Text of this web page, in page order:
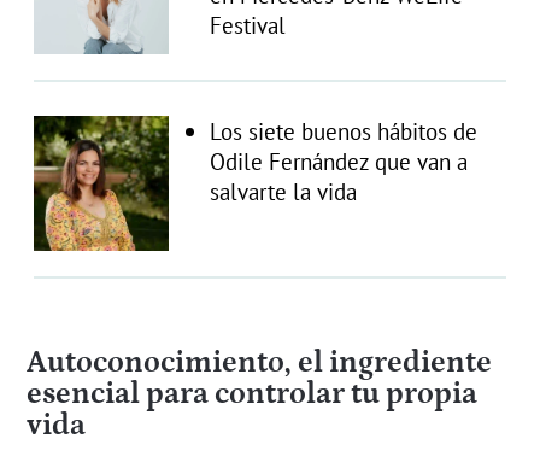
Festival
Los siete buenos hábitos de
Odile Fernández que van a
salvarte la vida
Autoconocimiento, el ingrediente
esencial para controlar tu propia
vida